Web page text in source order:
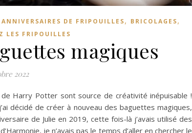
ANNIVERSAIRES DE FRIPOUILLES, BRICOLAGES,
LES FRIPOUILLES
magiques
2022
Harry Potter sont source de créativité inépuisable !
décidé de créer à nouveau des baguettes magiques,
de Julie en 2019, cette fois-là j’avais utilisé des
je n’avais pas le temps d’aller en chercher le